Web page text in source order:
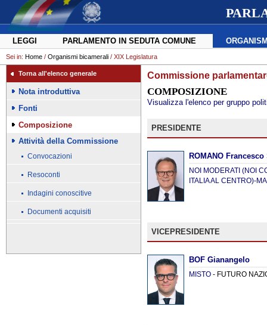
LEGGI PARLAMENTO IN SEDUTA COMUNE
Sei in: Home / Organismi bicamerali / XIX Legislatura
Torna all'elenco generale
Nota introduttiva
Fonti
Composizione
Attività della Commissione
Convocazioni
Resoconti
Indagini conoscitive
Documenti acquisiti
Commissione
COMPOSIZIONE
Visualizza l'elenco per gruppo
PRESIDENTE
ROMANO
NOI MODERATI (NOI
ITALIA AL CENTRO)-
VICEPRESIDENTE
BOF Gianangelo
MISTO - FUTURO